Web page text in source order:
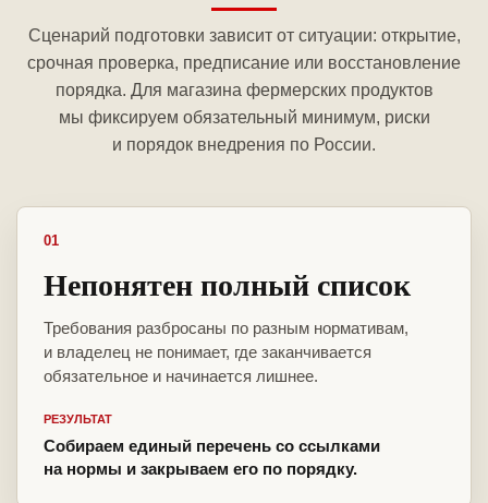
Сценарий подготовки зависит от ситуации: открытие,
срочная проверка, предписание или восстановление
порядка. Для магазина фермерских продуктов
мы фиксируем обязательный минимум, риски
и порядок внедрения по России.
01
Непонятен полный список
Требования разбросаны по разным нормативам,
и владелец не понимает, где заканчивается
обязательное и начинается лишнее.
РЕЗУЛЬТАТ
Собираем единый перечень со ссылками
на нормы и закрываем его по порядку.